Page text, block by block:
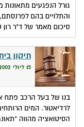
גורל הנפגעים מתאונות
והתלויים בהם
סיכום מאמר של ד"ר רון
תיקון
15 ליולי 2002
בנו של בעל הרכב פתח
לרדיאטור. המים
הסיטואציה מהווה